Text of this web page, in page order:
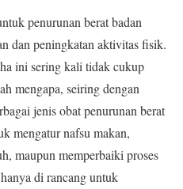
penurunan berat badan
dan peningkatan aktivitas fisik.
ini sering kali tidak cukup
mengapa, seiring dengan
jenis obat penurunan berat
mengatur nafsu makan,
maupun memperbaiki proses
di rancang untuk